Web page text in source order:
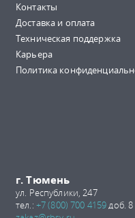
Контакты
Доставка и оплата
Техническая поддержка
Карьера
Политика
г. Тюмень
ул. Республики, 247
тел.: +7 (800) 700 4159доб. 8